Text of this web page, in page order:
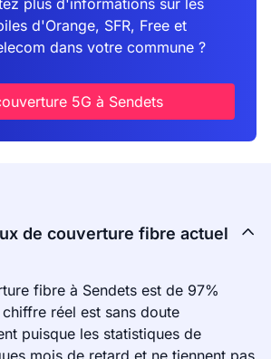
plus d'informations sur les
d'Orange, SFR, Free et
dans votre commune ?
5G à Sendets
de couverture fibre actuel
fibre à Sendets est de 97%
chiffre réel est sans doute
puisque les statistiques de
mois de retard et ne tiennent pas